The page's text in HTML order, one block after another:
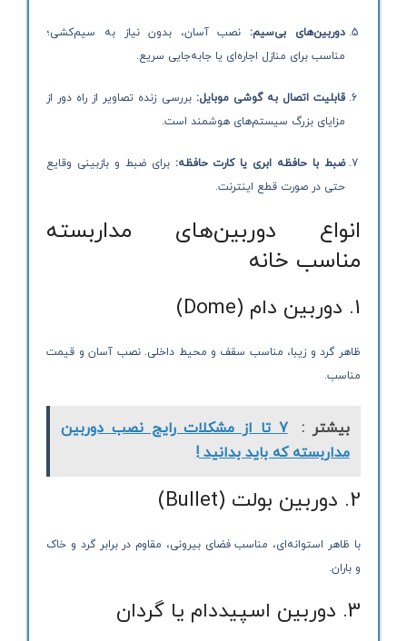
دوربین‌های بی‌سیم: نصب آسان، بدون نیاز به سیم‌کشی؛
مناسب برای منازل اجاره‌ای یا جابه‌جایی سریع.
قابلیت اتصال به گوشی موبایل: بررسی زنده تصاویر از راه دور از
مزایای بزرگ سیستم‌های هوشمند است.
ضبط با حافظه ابری یا کارت حافظه: برای ضبط و بازبینی وقایع
حتی در صورت قطع اینترنت.
انواع دوربین‌های مداربسته
مناسب خانه
1. دوربین دام (Dome)
ظاهر گرد و زیبا، مناسب سقف و محیط داخلی. نصب آسان و قیمت
مناسب.
بیشتر :
7 تا از مشکلات رایج نصب دوربین
مداربسته که باید بدانید !
2. دوربین بولت (Bullet)
با ظاهر استوانه‌ای، مناسب فضای بیرونی، مقاوم در برابر گرد و خاک
و باران.
3. دوربین اسپیددام یا گردان